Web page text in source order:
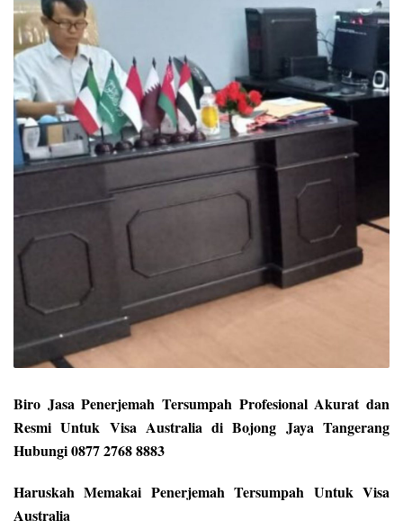
Biro Jasa Penerjemah Tersumpah Profesional Akurat dan
Resmi Untuk Visa Australia di Bojong Jaya Tangerang
Hubungi 0877 2768 8883
Haruskah Memakai Penerjemah Tersumpah Untuk Visa
Australia